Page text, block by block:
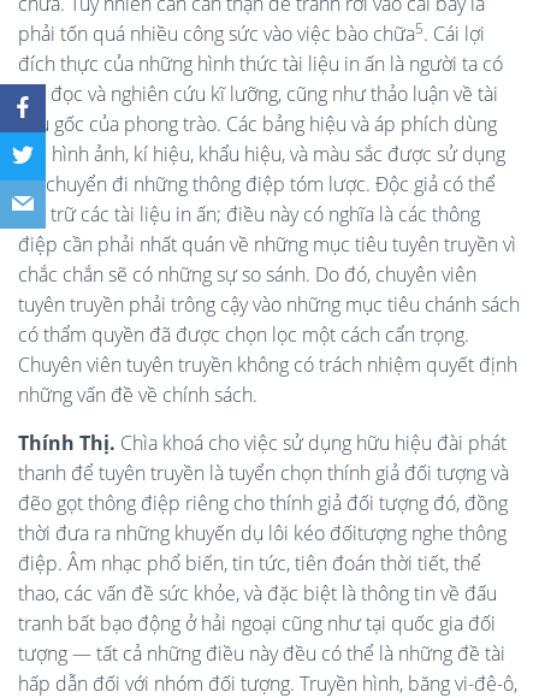
phải tốn quá nhiều công sức vào việc bào chữa5. Cái lợi
đích thực của những hình thức tài liệu in ấn là người ta có
thể đọc và nghiên cứu kĩ lưỡng, cũng như thảo luận về tài
liệu gốc của phong trào. Các bảng hiệu và áp phích dùng
các hình ảnh, kí hiệu, khẩu hiệu, và màu sắc được sử dụng
để chuyển đi những thông điệp tóm lược. Độc giả có thể
lưu trữ các tài liệu in ấn; điều này có nghĩa là các thông
điệp cần phải nhất quán về những mục tiêu tuyên truyền vì
chắc chắn sẽ có những sự so sánh. Do đó, chuyên viên
tuyên truyền phải trông cậy vào những mục tiêu chánh sách
có thẩm quyền đã được chọn lọc một cách cẩn trọng.
Chuyên viên tuyên truyền không có trách nhiệm quyết định
những vấn đề về chính sách.
Thính Thị. Chìa khoá cho việc sử dụng hữu hiệu đài phát
thanh để tuyên truyền là tuyển chọn thính giả đối tượng và
đẽo gọt thông điệp riêng cho thính giả đối tượng đó, đồng
thời đưa ra những khuyến dụ lôi kéo đốitượng nghe thông
điệp. Âm nhạc phổ biến, tin tức, tiên đoán thời tiết, thể
thao, các vấn đề sức khỏe, và đặc biệt là thông tin về đấu
tranh bất bạo động ở hải ngoại cũng như tại quốc gia đối
tượng — tất cả những điều này đều có thể là những đề tài
hấp dẫn đối với nhóm đối tượng. Truyền hình, băng vi-đê-ô,